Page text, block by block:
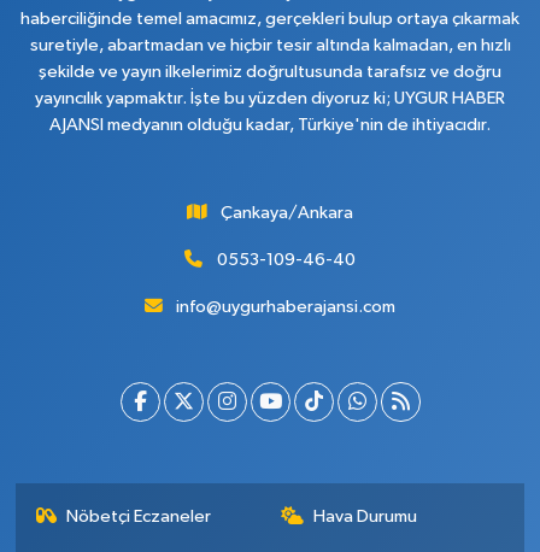
haberciliğinde temel amacımız, gerçekleri bulup ortaya çıkarmak
suretiyle, abartmadan ve hiçbir tesir altında kalmadan, en hızlı
şekilde ve yayın ilkelerimiz doğrultusunda tarafsız ve doğru
yayıncılık yapmaktır. İşte bu yüzden diyoruz ki; UYGUR HABER
AJANSI medyanın olduğu kadar, Türkiye'nin de ihtiyacıdır.
Çankaya/Ankara
0553-109-46-40
info@uygurhaberajansi.com
Nöbetçi Eczaneler Hava Durumu